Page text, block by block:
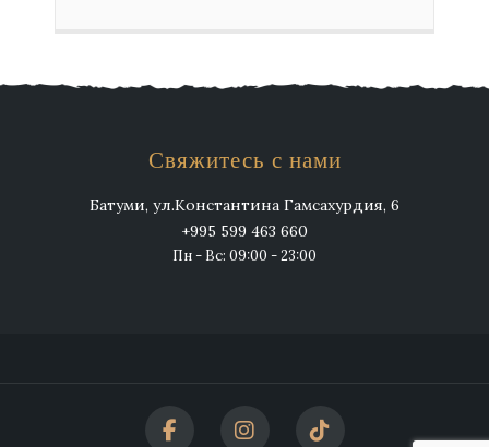
Свяжитесь с нами
Батуми, ул.Константина Гамсахурдия, 6
+995 599 463 660
Пн - Вс: 09:00 - 23:00